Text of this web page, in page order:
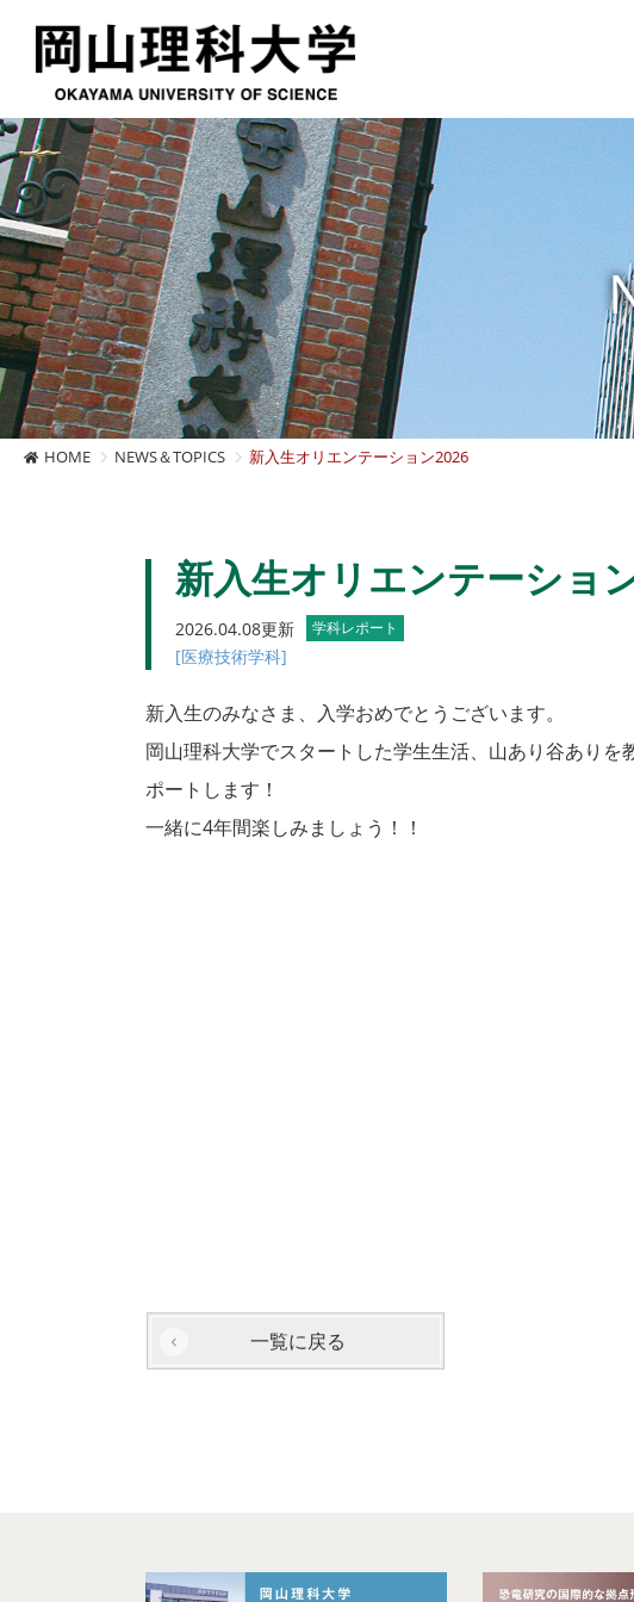
HOME NEWS＆TOPICS 新入生オリエンテーション2026
新入生オリエンテーショ
2026.04.08更新 学科レポート
[医療技術学科]
新入生のみなさま、入学おめでとうございます。
岡山理科大学でスタートした学生生活、山あり谷ありを
ポートします！
一緒に4年間楽しみましょう！！
一覧に戻る